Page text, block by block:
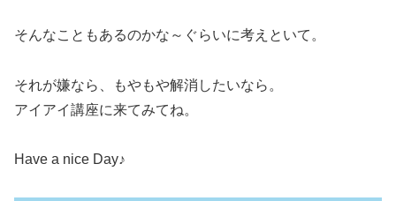
そんなこともあるのかな～ぐらいに考えといて。
それが嫌なら、もやもや解消したいなら。
アイアイ講座に来てみてね。
Have a nice Day♪